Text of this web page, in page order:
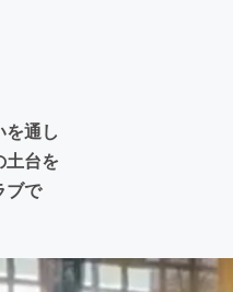
通し
土台を
ブで